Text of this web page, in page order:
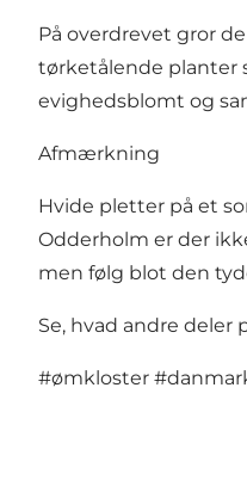
På overdrevet gror
tørketålende planter
evighedsblomt og
Afmærkning
Hvide pletter på et
Odderholm er der
men følg blot den
Se, hvad andre deler
#ømkloster